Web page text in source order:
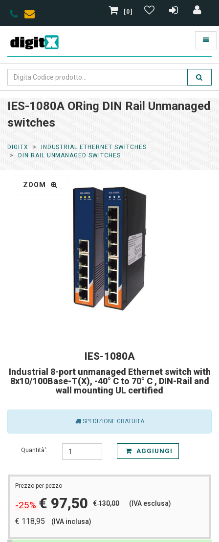
[0]
IES-1080A ORing DIN Rail Unmanaged
switches
DIGITX
INDUSTRIAL ETHERNET SWITCHES
DIN RAIL UNMANAGED SWITCHES
ZOOM
IES-1080A
Industrial 8-port unmanaged Ethernet switch with
8x10/100Base-T(X), -40° C to 70° C , DIN-Rail and
wall mounting UL certified
SPEDIZIONE GRATUITA
Quantità': AGGIUNGI
Prezzo per pezzo
-25% € 97,50 €130,00 (IVA esclusa)
€ 118,95 (IVA inclusa)